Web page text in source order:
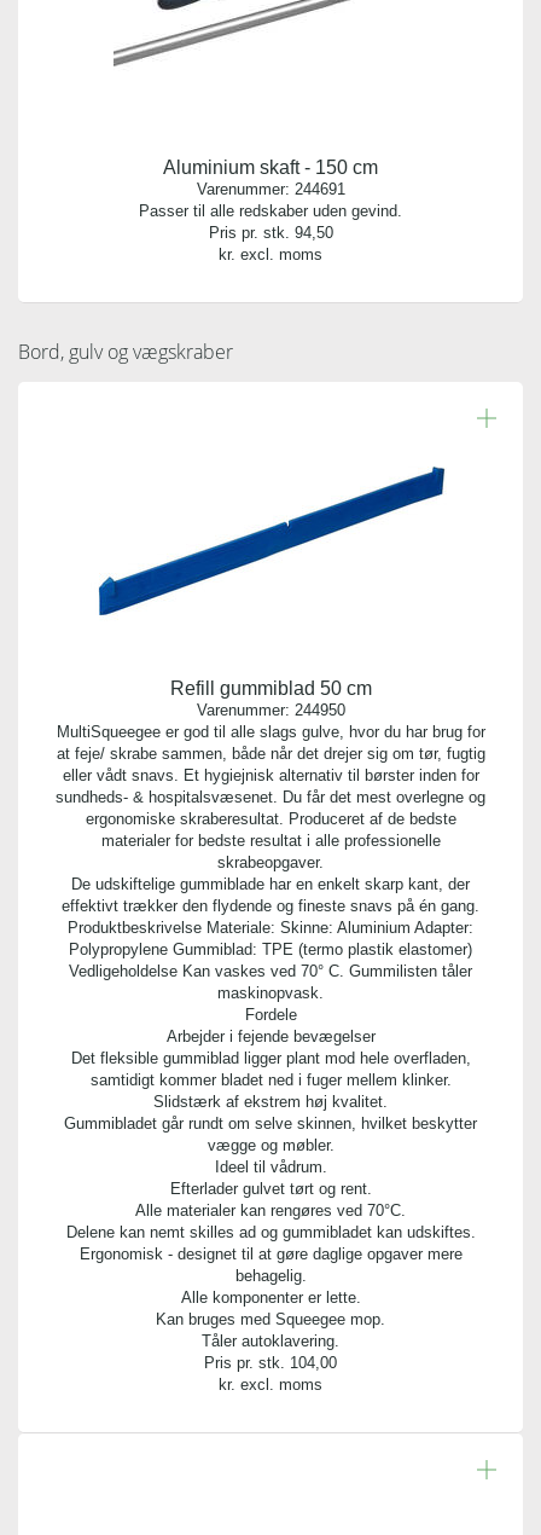
Aluminium skaft - 150 cm
Varenummer: 244691
Passer til alle redskaber uden gevind.
Pris pr. stk. 94,50
kr. excl. moms
Bord, gulv og vægskraber
Refill gummiblad 50 cm
Varenummer: 244950
MultiSqueegee er god til alle slags gulve, hvor du har brug for
at feje/ skrabe sammen, både når det drejer sig om tør, fugtig
eller vådt snavs. Et hygiejnisk alternativ til børster inden for
sundheds- & hospitalsvæsenet. Du får det mest overlegne og
ergonomiske skraberesultat. Produceret af de bedste
materialer for bedste resultat i alle professionelle
skrabeopgaver.
De udskiftelige gummiblade har en enkelt skarp kant, der
effektivt trækker den flydende og fineste snavs på én gang.
Produktbeskrivelse Materiale: Skinne: Aluminium Adapter:
Polypropylene Gummiblad: TPE (termo plastik elastomer)
Vedligeholdelse Kan vaskes ved 70° C. Gummilisten tåler
maskinopvask.
Fordele
Arbejder i fejende bevægelser
Det fleksible gummiblad ligger plant mod hele overfladen,
samtidigt kommer bladet ned i fuger mellem klinker.
Slidstærk af ekstrem høj kvalitet.
Gummibladet går rundt om selve skinnen, hvilket beskytter
vægge og møbler.
Ideel til vådrum.
Efterlader gulvet tørt og rent.
Alle materialer kan rengøres ved 70°C.
Delene kan nemt skilles ad og gummibladet kan udskiftes.
Ergonomisk - designet til at gøre daglige opgaver mere
behagelig.
Alle komponenter er lette.
Kan bruges med Squeegee mop.
Tåler autoklavering.
Pris pr. stk. 104,00
kr. excl. moms